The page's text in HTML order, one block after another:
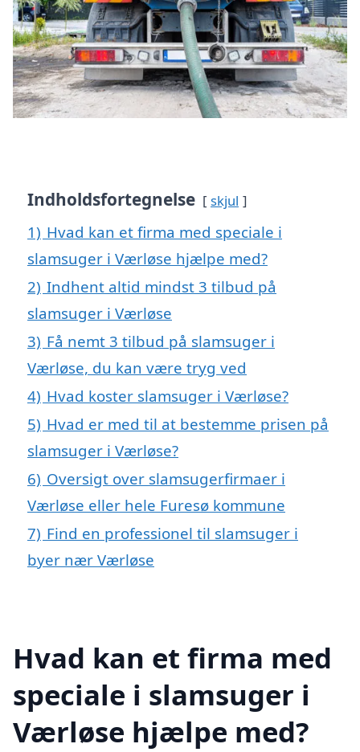
Indholdsfortegnelse skjul
1) Hvad kan et firma med speciale i
slamsuger i Værløse hjælpe med?
2) Indhent altid mindst 3 tilbud på
slamsuger i Værløse
3) Få nemt 3 tilbud på slamsuger i
Værløse, du kan være tryg ved
4) Hvad koster slamsuger i Værløse?
5) Hvad er med til at bestemme prisen på
slamsuger i Værløse?
6) Oversigt over slamsugerfirmaer i
Værløse eller hele Furesø kommune
7) Find en professionel til slamsuger i
byer nær Værløse
Hvad kan et firma med
speciale i slamsuger i
Værløse hjælpe med?